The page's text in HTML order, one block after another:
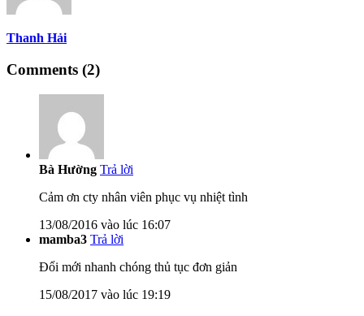
Thanh Hải
Comments (2)
Bà Hường Trả lời
Cảm ơn cty nhân viên phục vụ nhiệt tình
13/08/2016 vào lúc 16:07
mamba3 Trả lời
Đổi mới nhanh chóng thủ tục đơn giản
15/08/2017 vào lúc 19:19